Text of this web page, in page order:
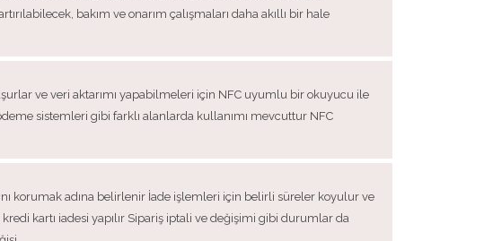
bakım ve onarım çalışmaları daha akıllı bir hale
ve veri aktarımı yapabilmeleri için NFC uyumlu bir okuyucu ile
sistemleri gibi farklı alanlarda kullanımı mevcuttur NFC
korumak adına belirlenir İade işlemleri için belirli süreler koyulur ve
kartı iadesi yapılır Sipariş iptali ve değişimi gibi durumlar da